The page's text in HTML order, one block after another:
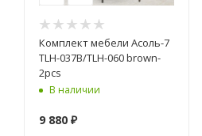
Комплект мебели Асоль-7
TLH-037B/TLH-060 brown-
2pcs
В наличии
9 880₽